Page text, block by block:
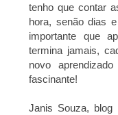
tenho que contar
hora, senão dias
importante que
termina jamais,
novo
fascinante!
Janis Souza, blog